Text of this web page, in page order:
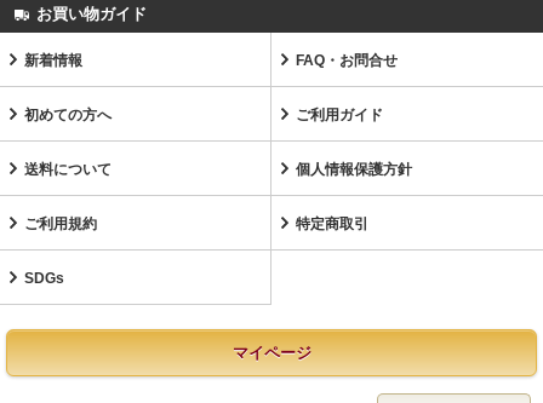
お買い物ガイド
新着情報 FAQ・お問合せ
初めての方へ ご利用ガイド
送料について 個人情報保護方針
ご利用規約 特定商取引
SDGs
マイページ